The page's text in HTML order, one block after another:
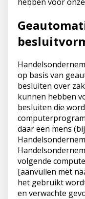
op basis van
besluiten over
kunnen hebben
besluiten die
daar een mens
volgende
[aanvullen met
het gebruikt
en verwachte